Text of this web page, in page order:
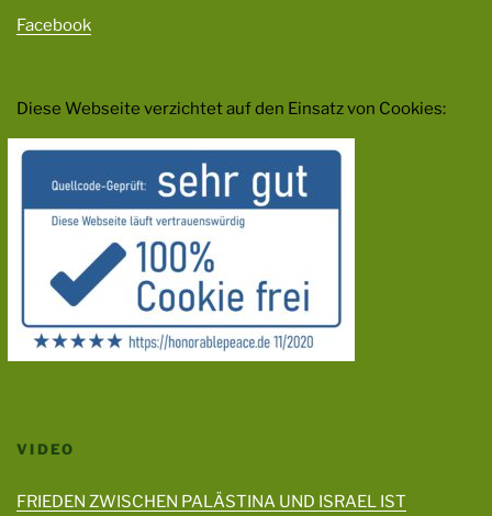
Facebook
Diese Webseite verzichtet auf den Einsatz von Cookies:
VIDEO
FRIEDEN ZWISCHEN PALÄSTINA UND ISRAEL IST